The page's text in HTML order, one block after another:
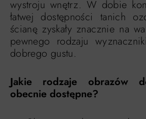
wystroju wnętrz. W dobie
łatwej dostępności tanich
ścianę zyskały znacznie na
pewnego rodzaju
dobrego gustu.
Jakie rodzaje obrazów
obecnie dostępne?